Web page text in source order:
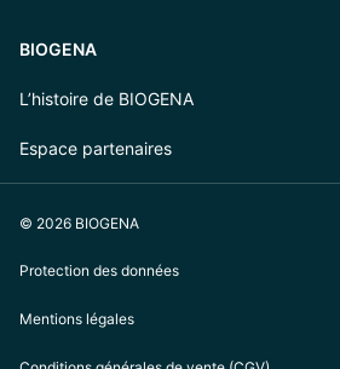
BIOGENA
L’histoire de BIOGENA
Espace partenaires
© 2026 BIOGENA
Protection des données
Mentions légales